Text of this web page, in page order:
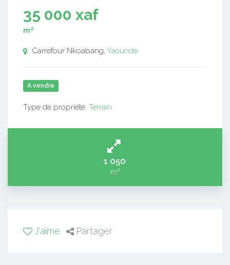
35 000 xaf
m²
Carrefour Nkoabang, Yaoundé
A vendre
Type de propriété: Terrain
1 050
m²
J'aime Partager